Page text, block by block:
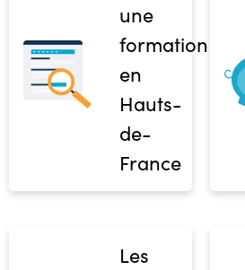
une
formation
en
Hauts-
de-
France
Les